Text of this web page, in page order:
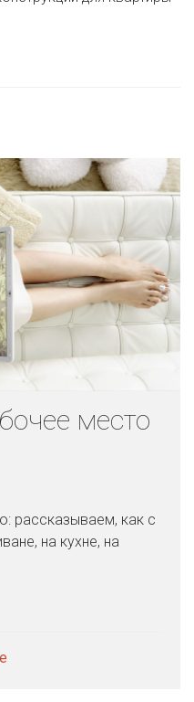
место
рассказываем, как с
на кухне, на